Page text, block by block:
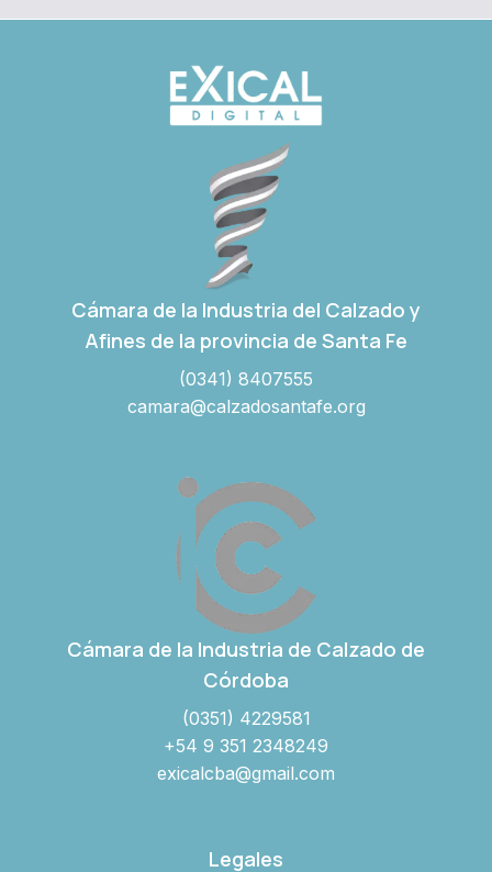
Cámara de la Industria del Calzado y
Afines de la provincia de Santa Fe
(0341) 8407555
camara@calzadosantafe.org
Cámara de la Industria de Calzado de
Córdoba
(0351) 4229581
+54 9 351 2348249
exicalcba@gmail.com
Legales